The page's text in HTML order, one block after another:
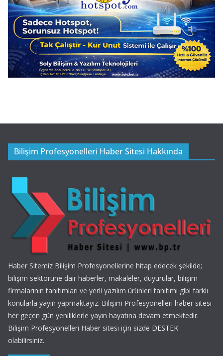
Bilişim Profesyonelleri Haber Sitesi Hakkında
Haber Sitemiz Bilişim Profesyonellerine hitap edecek şekilde;
bilişim sektörüne dair haberler, makaleler, duyurular, bilişim
firmalarının tanıtımları ve yerli yazılım ürünleri tanıtımı gibi farklı
konularla yayın yapmaktayız. Bilişim Profesyonelleri haber sitesi
her geçen gün yeniliklerle yayın hayatına devam etmektedir.
Bilişim Profesyonelleri Haber sitesi için sizde DESTEK
olabilirsiniz.